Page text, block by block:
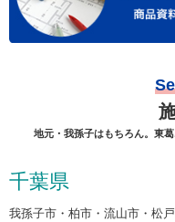
地元・我孫子はもちろん。東
千葉県
我孫子市・柏市・流山市・松